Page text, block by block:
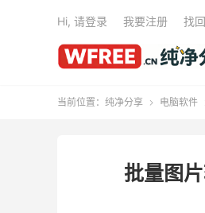
Hi, 请登录 我要注册 找
当前位置： 纯净分享  电脑软件
批量图